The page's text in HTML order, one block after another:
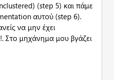
(step 5) και πάμε
αυτού (step 6).
να μην έχει
Στο μηχάνημα μου βγάζει